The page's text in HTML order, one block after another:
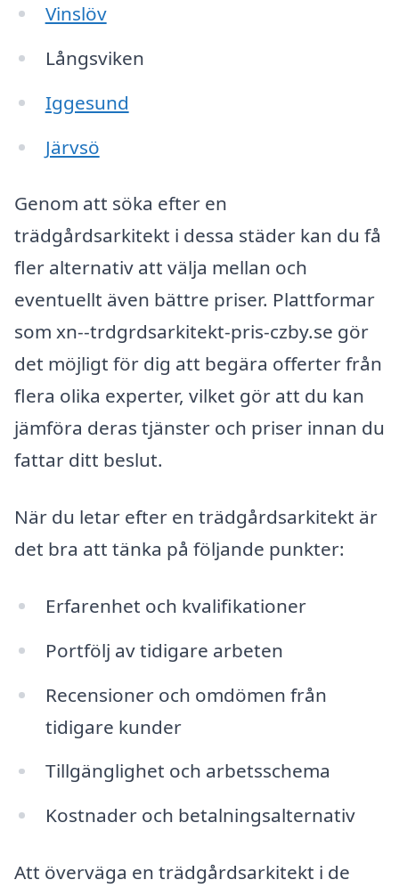
Vinslöv
Långsviken
Iggesund
Järvsö
Genom att söka efter en
trädgårdsarkitekt i dessa städer kan du få
fler alternativ att välja mellan och
eventuellt även bättre priser. Plattformar
som xn--trdgrdsarkitekt-pris-czby.se gör
det möjligt för dig att begära offerter från
flera olika experter, vilket gör att du kan
jämföra deras tjänster och priser innan du
fattar ditt beslut.
När du letar efter en trädgårdsarkitekt är
det bra att tänka på följande punkter:
Erfarenhet och kvalifikationer
Portfölj av tidigare arbeten
Recensioner och omdömen från
tidigare kunder
Tillgänglighet och arbetsschema
Kostnader och betalningsalternativ
Att överväga en trädgårdsarkitekt i de